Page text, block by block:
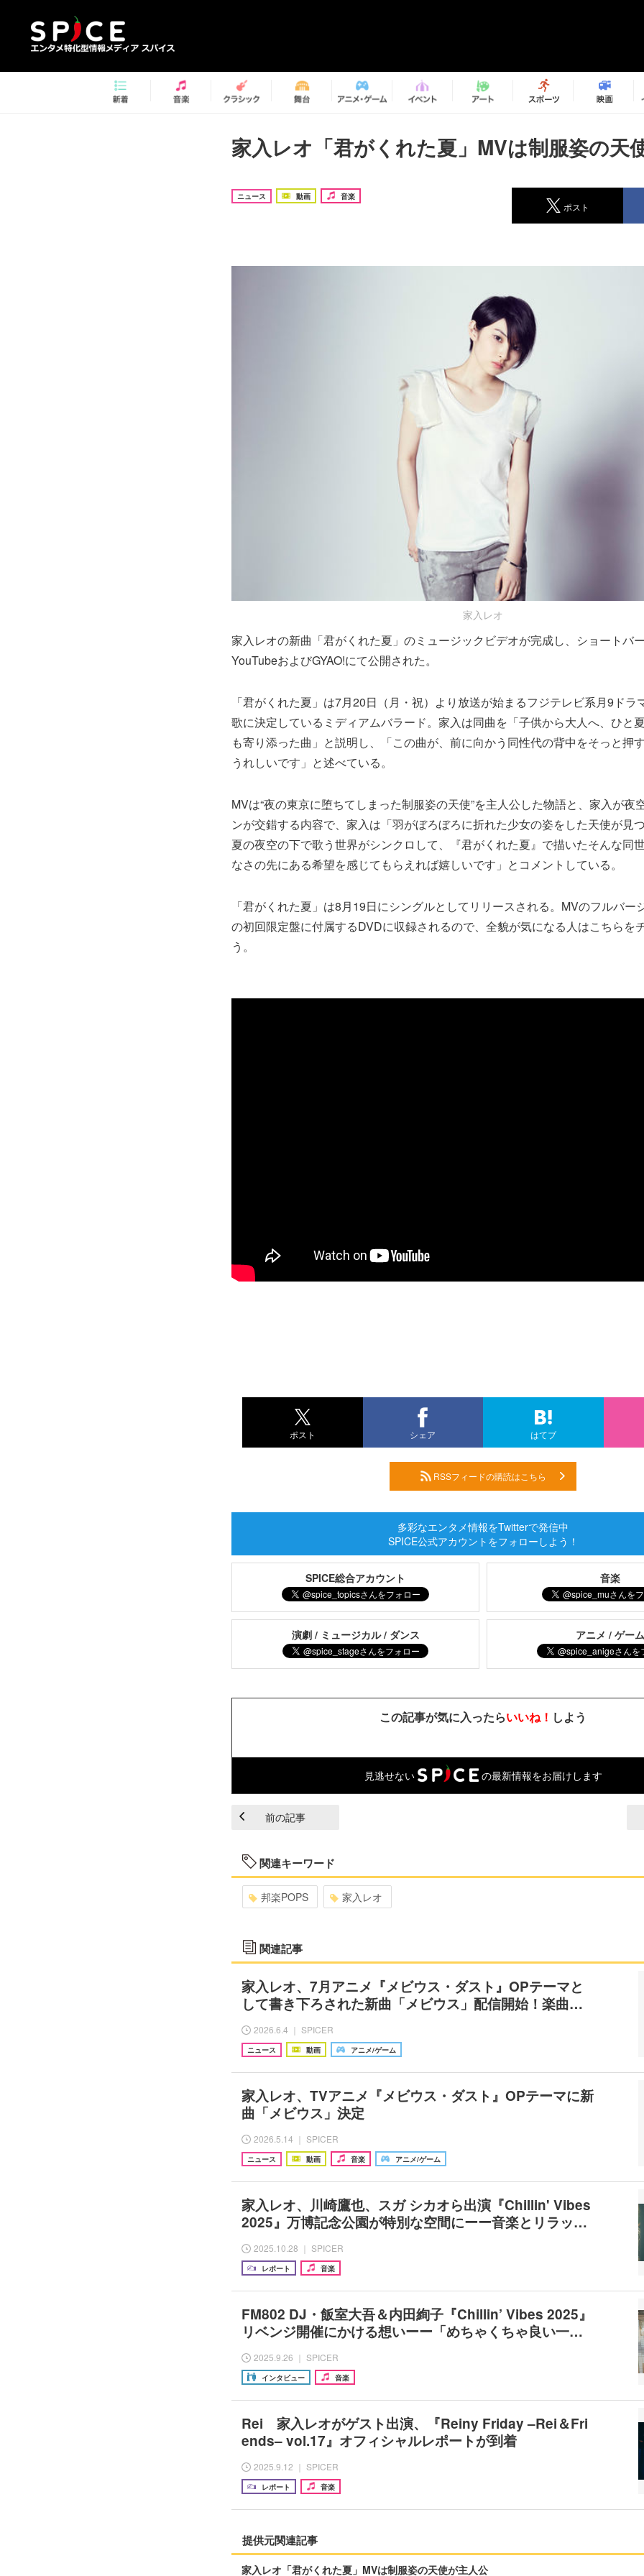
家入レオ「君がくれた夏」MVは制服姿の天
ニュース 動画 音楽
ポスト
家入レオ
家入レオの新曲「君がくれた夏」のミュージックビデオが完成し、ショートバ
YouTubeおよびGYAO!にて公開された。
「君がくれた夏」は7月20日（月・祝）より放送が始まるフジテレビ系月9ドラ
歌に決定しているミディアムバラード。家入は同曲を「子供から大人へ、ひと
も寄り添った曲」と説明し、「この曲が、前に向かう同性代の背中をそっと押
うれしいです」と述べている。
MVは“夜の東京に堕ちてしまった制服姿の天使”を主人公した物語と、家入が夜
ンが交錯する内容で、家入は「羽がぼろぼろに折れた少女の姿をした天使が見
夏の夜空の下で歌う世界がシンクロして、『君がくれた夏』で描いたそんな同
なさの先にある希望を感じてもらえれば嬉しいです」とコメントしている。
「君がくれた夏」は8月19日にシングルとしてリリースされる。MVのフルバー
の初回限定盤に付属するDVDに収録されるので、全貌が気になる人はこちらを
う。
ポスト シェア はてブ
RSSフィードの購読はこちら
多彩なエンタメ情報をTwitterで発信中
SPICE公式アカウントをフォローしよう！
SPICE総合アカウント 音楽
演劇 / ミュージカル / ダンス アニメ / ゲー
この記事が気に入ったらいいね！ しよう
見逃せない の最新情報をお届けします
前の記事
関連キーワード
邦楽POPS 家入レオ
関連記事
家入レオ、7月アニメ『メビウス・ダスト』OPテーマと
して書き下ろされた新曲「メビウス」配信開始！楽曲…
2026.6.4 ｜ SPICER
ニュース 動画 アニメ/ゲーム
家入レオ、TVアニメ『メビウス・ダスト』OPテーマに新
曲「メビウス」決定
2026.5.14 ｜ SPICER
ニュース 動画 音楽 アニメ/ゲーム
家入レオ、川崎鷹也、スガ シカオら出演『Chillin' Vibes
2025』万博記念公園が特別な空間にーー音楽とリラッ…
2025.10.28 ｜ SPICER
レポート 音楽
FM802 DJ・飯室大吾＆内田絢子『Chillin’ Vibes 2025』
リベンジ開催にかける想いーー「めちゃくちゃ良い一…
2025.9.26 ｜ SPICER
インタビュー 音楽
Rei 家入レオがゲスト出演、『Reiny Friday –Rei＆Fri
ends– vol.17』オフィシャルレポートが到着
2025.9.12 ｜ SPICER
レポート 音楽
提供元関連記事
家入レオ「君がくれた夏」MVは制服姿の天使が主人公